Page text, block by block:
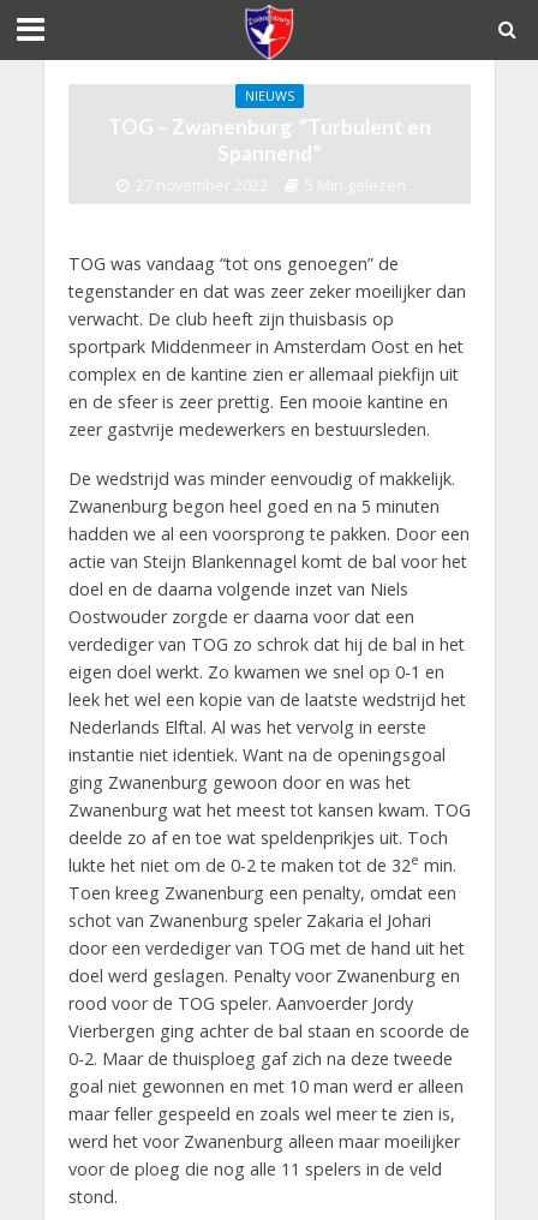
NIEUWS
TOG – Zwanenburg “Turbulent en
Spannend”
27 november 2022 5 Min gelezen
TOG was vandaag “tot ons genoegen” de
tegenstander en dat was zeer zeker moeilijker dan
verwacht. De club heeft zijn thuisbasis op
sportpark Middenmeer in Amsterdam Oost en het
complex en de kantine zien er allemaal piekfijn uit
en de sfeer is zeer prettig. Een mooie kantine en
zeer gastvrije medewerkers en bestuursleden.
De wedstrijd was minder eenvoudig of makkelijk.
Zwanenburg begon heel goed en na 5 minuten
hadden we al een voorsprong te pakken. Door een
actie van Steijn Blankennagel komt de bal voor het
doel en de daarna volgende inzet van Niels
Oostwouder zorgde er daarna voor dat een
verdediger van TOG zo schrok dat hij de bal in het
eigen doel werkt. Zo kwamen we snel op 0-1 en
leek het wel een kopie van de laatste wedstrijd het
Nederlands Elftal. Al was het vervolg in eerste
instantie niet identiek. Want na de openingsgoal
ging Zwanenburg gewoon door en was het
Zwanenburg wat het meest tot kansen kwam. TOG
deelde zo af en toe wat speldenprikjes uit. Toch
lukte het niet om de 0-2 te maken tot de 32e min.
Toen kreeg Zwanenburg een penalty, omdat een
schot van Zwanenburg speler Zakaria el Johari
door een verdediger van TOG met de hand uit het
doel werd geslagen. Penalty voor Zwanenburg en
rood voor de TOG speler. Aanvoerder Jordy
Vierbergen ging achter de bal staan en scoorde de
0-2. Maar de thuisploeg gaf zich na deze tweede
goal niet gewonnen en met 10 man werd er alleen
maar feller gespeeld en zoals wel meer te zien is,
werd het voor Zwanenburg alleen maar moeilijker
voor de ploeg die nog alle 11 spelers in de veld
stond.